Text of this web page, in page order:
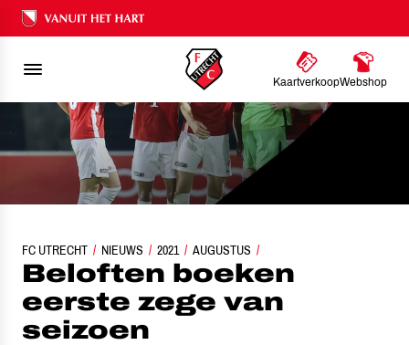
Ons nalatenschap
KaartverkoopWebshop
FC UTRECHT NIEUWS 2021 AUGUSTUS
BELOFTEN BOEKEN EERSTE ZEGE VAN SEIZOEN
Beloften boeken
eerste zege van
seizoen